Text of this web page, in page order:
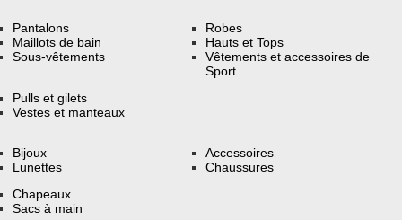
Pantalons
Maillots de bain
Sous-vêtements
Robes
Hauts et Tops
Vêtements et accessoires de
Sport
Pulls et gilets
Vestes et manteaux
Bijoux
Lunettes
Accessoires
Chaussures
Chapeaux
Sacs à main